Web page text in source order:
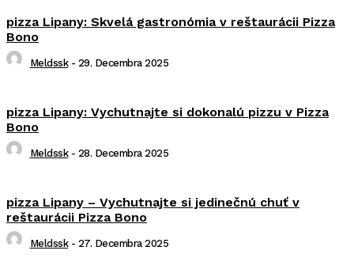
pizza Lipany: Skvelá gastronómia v reštaurácii Pizza
Bono
Meldssk - 29. Decembra 2025
pizza Lipany: Vychutnajte si dokonalú pizzu v Pizza
Bono
Meldssk - 28. Decembra 2025
pizza Lipany – Vychutnajte si jedinečnú chuť v
reštaurácii Pizza Bono
Meldssk - 27. Decembra 2025